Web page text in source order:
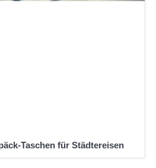
Taschen für Städtereisen